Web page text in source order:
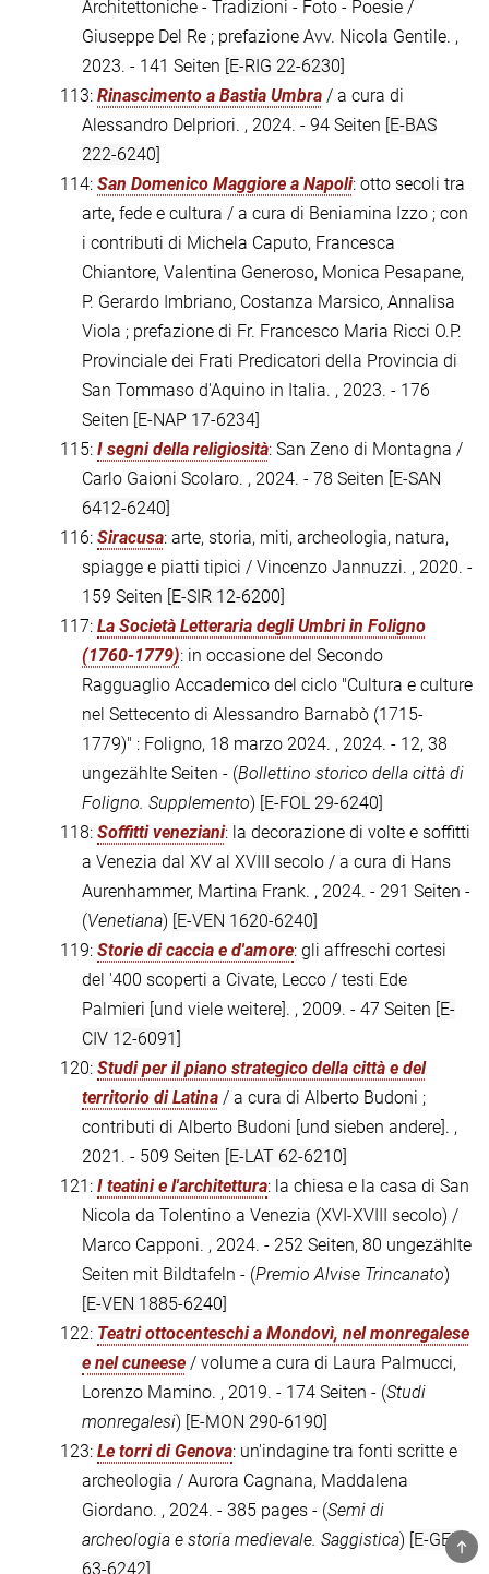
Architettoniche - Tradizioni - Foto - Poesie /
Giuseppe Del Re ; prefazione Avv. Nicola Gentile. ,
2023. - 141 Seiten [E-RIG 22-6230]
113: Rinascimento a Bastia Umbra / a cura di
Alessandro Delpriori. , 2024. - 94 Seiten [E-BAS
222-6240]
114: San Domenico Maggiore a Napoli: otto secoli tra
arte, fede e cultura / a cura di Beniamina Izzo ; con
i contributi di Michela Caputo, Francesca
Chiantore, Valentina Generoso, Monica Pesapane,
P. Gerardo Imbriano, Costanza Marsico, Annalisa
Viola ; prefazione di Fr. Francesco Maria Ricci O.P.
Provinciale dei Frati Predicatori della Provincia di
San Tommaso d'Aquino in Italia. , 2023. - 176
Seiten [E-NAP 17-6234]
115: I segni della religiosità: San Zeno di Montagna /
Carlo Gaioni Scolaro. , 2024. - 78 Seiten [E-SAN
6412-6240]
116: Siracusa: arte, storia, miti, archeologia, natura,
spiagge e piatti tipici / Vincenzo Jannuzzi. , 2020. -
159 Seiten [E-SIR 12-6200]
117: La Società Letteraria degli Umbri in Foligno
(1760-1779): in occasione del Secondo
Ragguaglio Accademico del ciclo "Cultura e culture
nel Settecento di Alessandro Barnabò (1715-
1779)" : Foligno, 18 marzo 2024. , 2024. - 12, 38
ungezählte Seiten - (Bollettino storico della città di
Foligno. Supplemento) [E-FOL 29-6240]
118: Soffitti veneziani: la decorazione di volte e soffitti
a Venezia dal XV al XVIII secolo / a cura di Hans
Aurenhammer, Martina Frank. , 2024. - 291 Seiten -
(Venetiana) [E-VEN 1620-6240]
119: Storie di caccia e d'amore: gli affreschi cortesi
del '400 scoperti a Civate, Lecco / testi Ede
Palmieri [und viele weitere]. , 2009. - 47 Seiten [E-
CIV 12-6091]
120: Studi per il piano strategico della città e del
territorio di Latina / a cura di Alberto Budoni ;
contributi di Alberto Budoni [und sieben andere]. ,
2021. - 509 Seiten [E-LAT 62-6210]
121: I teatini e l'architettura: la chiesa e la casa di San
Nicola da Tolentino a Venezia (XVI-XVIII secolo) /
Marco Capponi. , 2024. - 252 Seiten, 80 ungezählte
Seiten mit Bildtafeln - (Premio Alvise Trincanato)
[E-VEN 1885-6240]
122: Teatri ottocenteschi a Mondovì, nel monregalese
e nel cuneese / volume a cura di Laura Palmucci,
Lorenzo Mamino. , 2019. - 174 Seiten - (Studi
monregalesi) [E-MON 290-6190]
123: Le torri di Genova: un'indagine tra fonti scritte e
archeologia / Aurora Cagnana, Maddalena
Giordano. , 2024. - 385 pages - (Semi di
archeologia e storia medievale. Saggistica) [E-GEN
63-6242]
TOP